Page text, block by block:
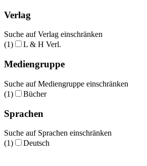
Verlag
Suche auf Verlag einschränken
(1)
L & H Verl.
Mediengruppe
Suche auf Mediengruppe einschränken
(1)
Bücher
Sprachen
Suche auf Sprachen einschränken
(1)
Deutsch